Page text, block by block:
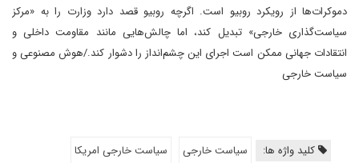
دموکرات‌ها از رویکرد روبیو است. اگرچه روبیو قصد دارد وزارت را به «مرکز
سیاست‌گذاری خارجی» تبدیل کند، اما چالش‌هایی مانند مقاومت داخلی و
انتقادات جهانی ممکن است اجرای این چشم‌انداز را دشوار کند./هوش مصنوعی و
سیاست خارجی
کلید واژه ها: سیاست خارجی
سیاست خارجی امریکا